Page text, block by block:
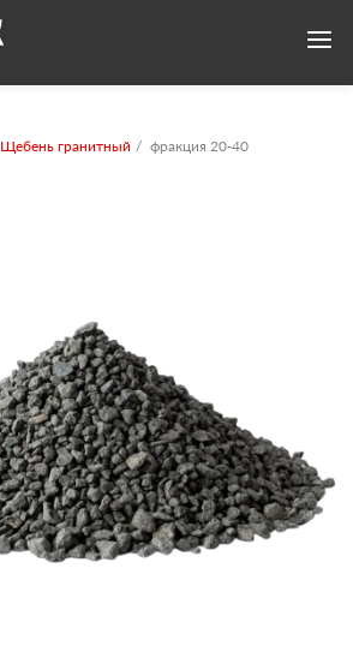
Щебень гранитный фракция 20-40